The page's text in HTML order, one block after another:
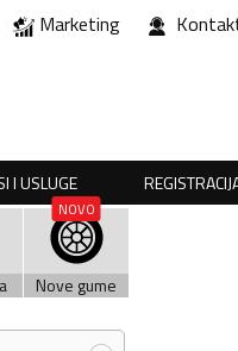
Marketing
I USLUGE
Nove gume